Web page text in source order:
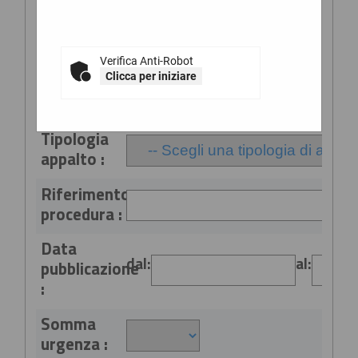
Verifica Anti-Robot
Clicca per iniziare
Tipologia
appalto :
Riferimento
procedura :
Data
pubblicazione
:
dal: al:
Somma
urgenza :